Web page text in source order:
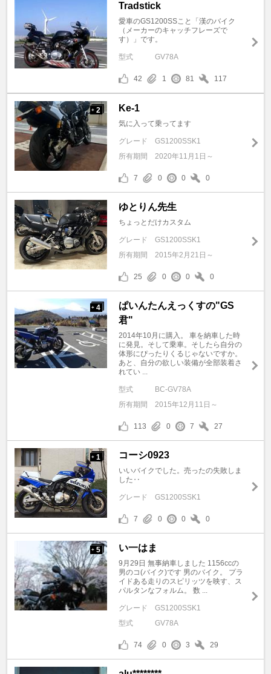
Tradstick
愛車のGS1200SSこと「漢のバイク
（メーカーのキャッチフレーズで
す）」です。
型式 GV78A
42 1 81 117
+ 2 Ke-1
気に入って乗ってます
グレード
GS1200SSK1
所有期間
2020年11月1日～
7 0 0 0
ゆとりん先生
ちょっとだけカスタム
グレード
GS1200SSK1
所有期間
2015年2月21日～
25 0 0 0
+ 4
ぱいんたんえっくすの"GS
君"
2014年10月に購入。 車を納車した時
に発見。そして乗車。そしたら自分の
体形にぴったりくるじゃないですか。
あと、自分の欲しい装備が全部装着さ
れてい ...
型式
BC-GV78A
所有期間
2015年12月11日～
113 0 7 27
+ 1 コーシ0923
いいバイクでした。売ったの失敗しま
した‥
グレード GS1200SSK1
7 0 0 0
+ 5 い一はま
9月29日 無事納車しました 1156ccの
男のコ(バイク)です 男のバイク。 プラ
イドある走りのスピリッツを映す、ス
パルタンなフォルム。 数 ...
グレード
GS1200SSK1
型式
GV78A
74 0 3 29